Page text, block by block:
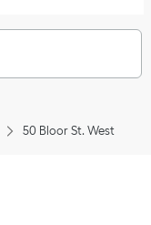
50 Bloor St. West